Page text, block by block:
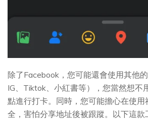
除了Facebook，您可能還會使用其他
IG、Tiktok、小紅書等），您當然想不
點進行打卡。同時，您可能擔心在使用
全，害怕分享地址後被跟蹤。以下這款